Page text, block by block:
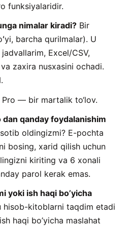
funksiyalaridir.
nimalar kiradi? Bir
barcha qurilmalar). U
Excel/CSV,
zaxira nusxasini ochadi.
Pro — bir martalik to‘lov.
qanday foydalanishim
oldingizmi? E-pochta
bosing, xarid qilish uchun
kiriting va 6 xonali
parol kerak emas.
yoki ish haqi bo’yicha
hisob-kitoblarni taqdim etadi
haqi bo’yicha maslahat